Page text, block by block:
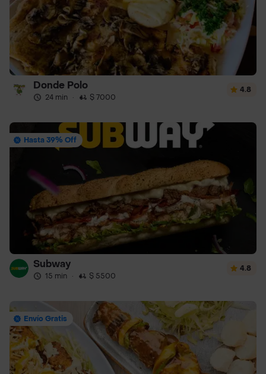
Donde Polo
24 min · $ 7000
4.8
Hasta 39% Off
Subway
15 min · $ 5500
4.8
Envío Gratis